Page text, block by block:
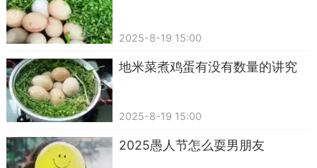
2025-8-19 15:00
地米菜煮鸡蛋有没有数量的讲究
2025-8-19 15:00
2025​愚人节怎么耍男朋友